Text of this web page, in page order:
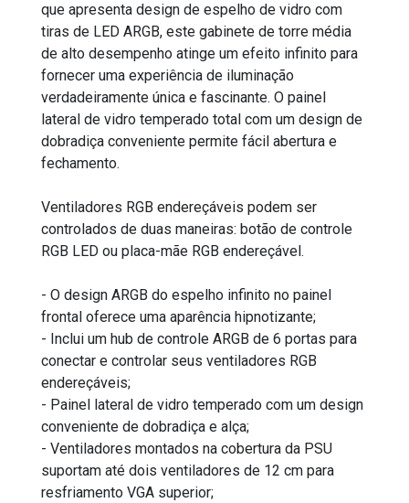
que apresenta design de espelho de vidro com
tiras de LED ARGB, este gabinete de torre média
de alto desempenho atinge um efeito infinito para
fornecer uma experiência de iluminação
verdadeiramente única e fascinante. O painel
lateral de vidro temperado total com um design de
dobradiça conveniente permite fácil abertura e
fechamento.
Ventiladores RGB endereçáveis podem ser
controlados de duas maneiras: botão de controle
RGB LED ou placa-mãe RGB endereçável.
- O design ARGB do espelho infinito no painel
frontal oferece uma aparência hipnotizante;
- Inclui um hub de controle ARGB de 6 portas para
conectar e controlar seus ventiladores RGB
endereçáveis;
- Painel lateral de vidro temperado com um design
conveniente de dobradiça e alça;
- Ventiladores montados na cobertura da PSU
suportam até dois ventiladores de 12 cm para
resfriamento VGA superior;